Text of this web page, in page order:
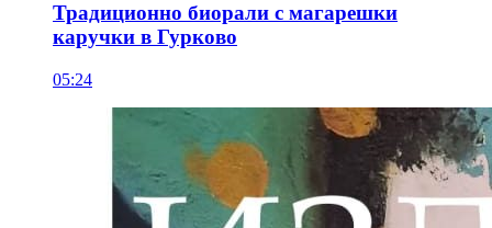
Традиционно биорали с магарешки
каручки в Гурково
05:24